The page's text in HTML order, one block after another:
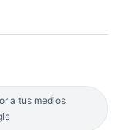
a tus medios